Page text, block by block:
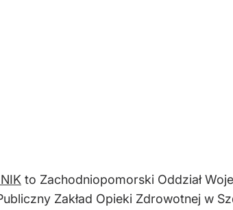
to Zachodniopomorski Oddział
Zakład Opieki Zdrowotnej w